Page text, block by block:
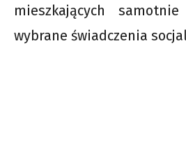
mieszkających
wybrane świadczenia